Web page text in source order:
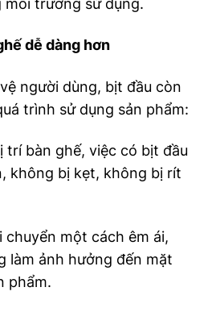
trường sử dụng.
dễ dàng hơn
người dùng, bịt đầu còn
trình sử dụng sản phẩm:
trí bàn ghế, việc có bịt đầu
không bị kẹt, không bị rít
chuyển một cách êm ái,
làm ảnh hưởng đến mặt
phẩm.